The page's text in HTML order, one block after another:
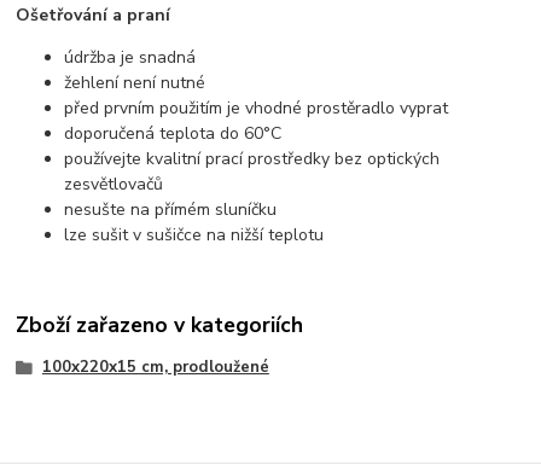
Ošetřování a praní
údržba je snadná
žehlení není nutné
před prvním použitím je vhodné prostěradlo vyprat
doporučená teplota do 60°C
používejte kvalitní prací prostředky bez optických
zesvětlovačů
nesušte na přímém sluníčku
lze sušit v sušičce na nižší teplotu
Zboží zařazeno v kategoriích
100x220x15 cm, prodloužené